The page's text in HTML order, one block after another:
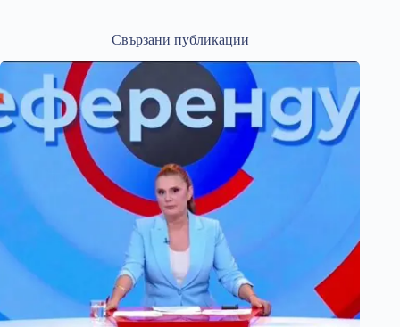
Свързани публикации